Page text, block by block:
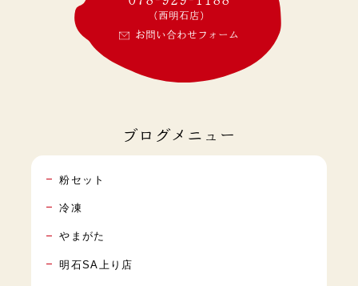
(西明石店)
お問い合わせフォーム
ブログメニュー
粉セット
冷凍
やまがた
明石SA上り店